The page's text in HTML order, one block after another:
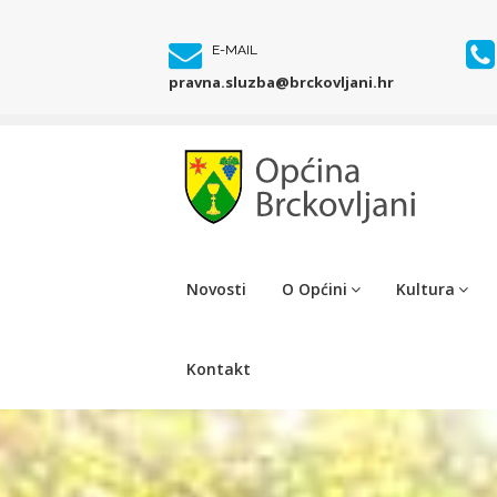
E-MAIL
pravna.sluzba@brckovljani.hr
Novosti O Općini Kultura
Kontakt